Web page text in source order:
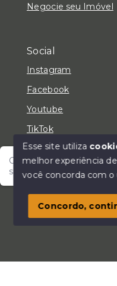
Olá! Fale com um de
seu lar!
Negocie seu Imóvel
Social
Instagram
Facebook
Youtube
TikTok
© Copyright 2026 - LC
SITE PARA IMOBILIARIA
Esse site utiliza
melhor experiência
você concorda com o
Concordo,